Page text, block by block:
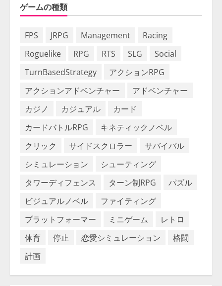
ゲームの種類
FPS JRPG Management
Racing
Roguelike
RPG RTS SLG
Social
TurnBasedStrategy
アクションRPG
アクションアドベンチャー
アドベンチャー
カジノ
カジュアル
カード
カードバトルRPG
キネティックノベル
クリック
サイドスクロラー
サバイバル
シミュレーション
シューティング
タワーディフェンス
ターン制RPG
パズル
ビジュアルノベル
ファイティング
プラットフォーマー
ミニゲーム
レトロ
体育
停止 恋愛シミュレーション
格闘
計画